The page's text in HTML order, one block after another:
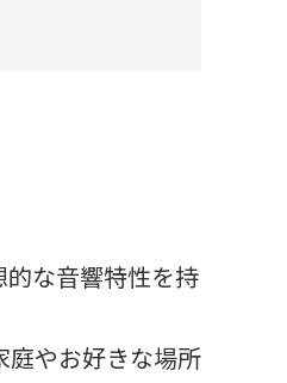
な音響特性を持
庭やお好きな場所